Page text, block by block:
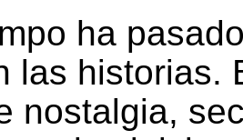
ha
las historias.
nostalgia,